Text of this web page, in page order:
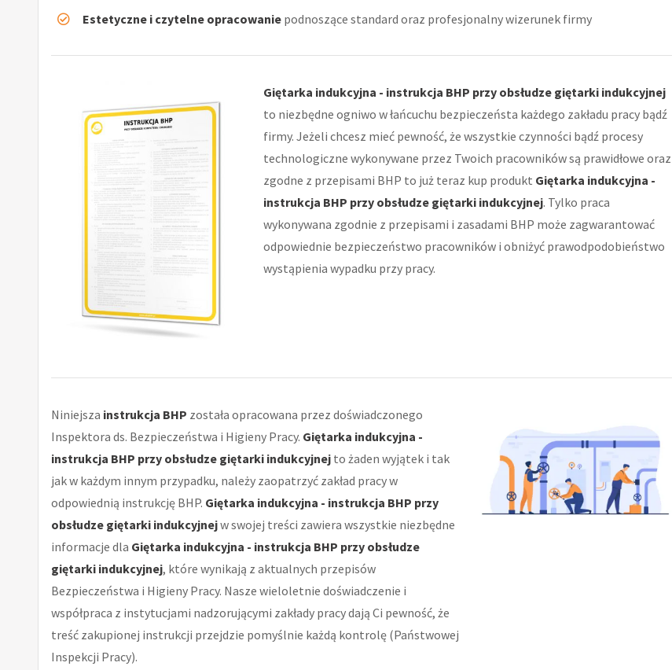
Estetyczne i czytelne opracowanie podnoszące standard oraz profesjonalny wizerunek firmy
Giętarka indukcyjna - instrukcja BHP przy obsłudze giętarki indukcyjnej
to niezbędne ogniwo w łańcuchu bezpieczeństa każdego zakładu pracy bądź
firmy. Jeżeli chcesz mieć pewność, że wszystkie czynności bądź procesy
technologiczne wykonywane przez Twoich pracowników są prawidłowe oraz
zgodne z przepisami BHP to już teraz kup produkt Giętarka indukcyjna -
instrukcja BHP przy obsłudze giętarki indukcyjnej. Tylko praca
wykonywana zgodnie z przepisami i zasadami BHP może zagwarantować
odpowiednie bezpieczeństwo pracowników i obniżyć prawodpodobieństwo
wystąpienia wypadku przy pracy.
Niniejsza instrukcja BHP została opracowana przez doświadczonego
Inspektora ds. Bezpieczeństwa i Higieny Pracy. Giętarka indukcyjna -
instrukcja BHP przy obsłudze giętarki indukcyjnej to żaden wyjątek i tak
jak w każdym innym przypadku, należy zaopatrzyć zakład pracy w
odpowiednią instrukcję BHP. Giętarka indukcyjna - instrukcja BHP przy
obsłudze giętarki indukcyjnejw swojej treści zawiera wszystkie niezbędne
informacje dla Giętarka indukcyjna - instrukcja BHP przy obsłudze
giętarki indukcyjnej, które wynikają z aktualnych przepisów
Bezpieczeństwa i Higieny Pracy. Nasze wieloletnie doświadczenie i
współpraca z instytucjami nadzorującymi zakłady pracy dają Ci pewność, że
treść zakupionej instrukcji przejdzie pomyślnie każdą kontrolę (Państwowej
Inspekcji Pracy).